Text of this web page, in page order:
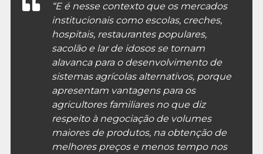
“E é nesse contexto que os mercados
institucionais como escolas, creches,
hospitais, restaurantes populares,
sacolão e lar de idosos se tornam
alavanca para o desenvolvimento de
sistemas agrícolas alternativos, porque
apresentam vantagens para os
agricultores familiares no que diz
respeito à negociação de volumes
maiores de produtos, na obtenção de
melhores preços e menos tempo nos